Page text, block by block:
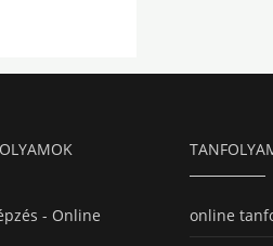
- Online
online